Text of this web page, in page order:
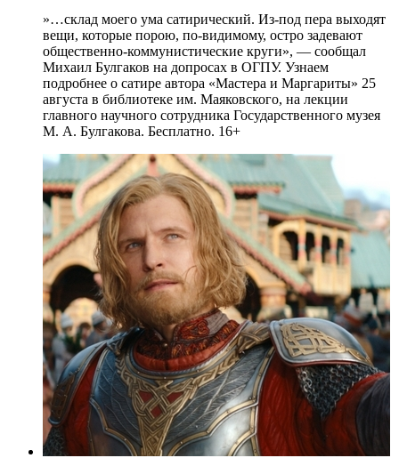
»…склад моего ума сатирический. Из-под пера выходят
вещи, которые порою, по-видимому, остро задевают
общественно-коммунистические круги», — сообщал
Михаил Булгаков на допросах в ОГПУ. Узнаем
подробнее о сатире автора «Мастера и Маргариты» 25
августа в библиотеке им. Маяковского, на лекции
главного научного сотрудника Государственного музея
М. А. Булгакова. Бесплатно. 16+